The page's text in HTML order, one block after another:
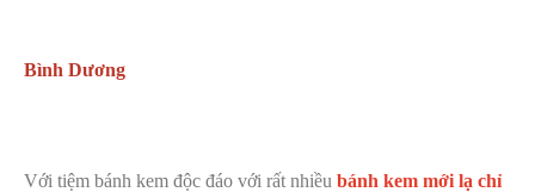
Bình Dương
Với tiệm bánh kem độc đáo với rất nhiều bánh kem mới lạ chỉ